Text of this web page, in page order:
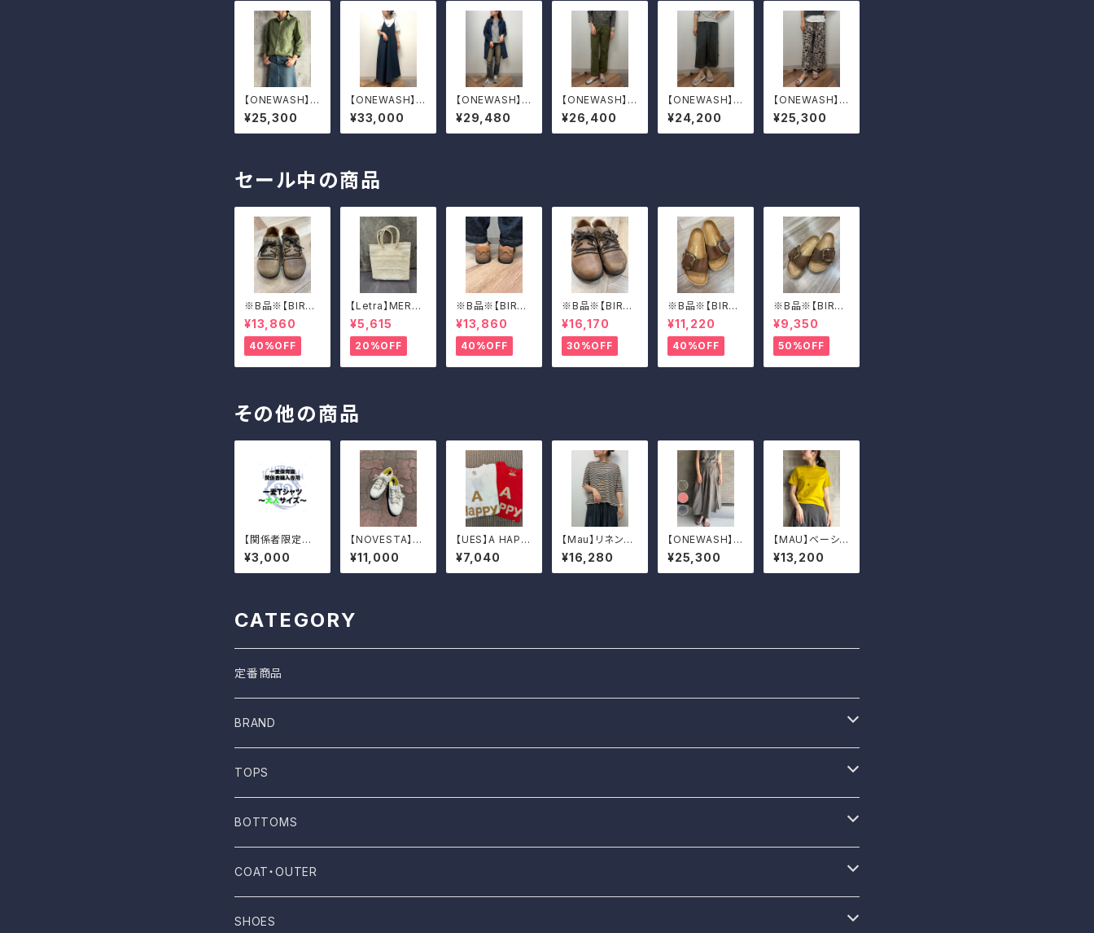
【ONEWASH】綿
麻ベーシックシ
ャツ
¥25,300
【ONEWASH】デ
ニムキャミワンピ
¥33,000
【ONEWASH】綿
麻BIGシャツ
¥29,480
【ONEWASH】バ
ックサテンベイカ
ーパンツ
¥26,400
【ONEWASH】リ
ネンリラックスパ
ンツ
¥24,200
【ONEWASH】コ
ットンリネンキャ
ンバスガウチョパ
ンツ
¥25,300
セール中の商品
※B品※【BIRKE
NSTOCK】Mon
tana/CUOIO 3
8
¥13,860
40%OFF
【Letra】MERC
AD BAG(WOV
EN)
¥5,615
20%OFF
※B品※【BIRKE
NSTOCK】Mon
tana/CUOIO 3
7
¥13,860
40%OFF
※B品※【BIRKE
NSTOCK】Mon
tana/CUOIO 3
9
¥16,170
30%OFF
※B品※【BIRKE
N STOCK】Ma
drid Big Buckl
e/マドリッド ビッ
グバックル 39
¥11,220
40%OFF
※B品※【BIRKE
N STOCK】Ma
drid Big Buckl
e/マドリッド ビッ
グバックル 39
¥9,350
50%OFF
その他の商品
【関係者限定商
品】一麦Tシャツ
（大人サイズ）
¥3,000
【NOVESTA】S
TAR MASTER/
WHITE
¥11,000
【UES】A HAPP
Y DAY! Tシャツ
¥7,040
【Mau】リネンワ
イド５分袖T
¥16,280
【ONEWASH】肩
ひも付きギャザ
ータックスカート
¥25,300
【MAU】ベーシッ
クTシャツ
¥13,200
CATEGORY
定番商品
BRAND
ONE WASH
Mau
NOVESTA
ROTOTO
TOPS
T-shirt
Shirt
No sleeve
BOTTOMS
Pants
Skirts
COAT・OUTER
Coat
SHOES